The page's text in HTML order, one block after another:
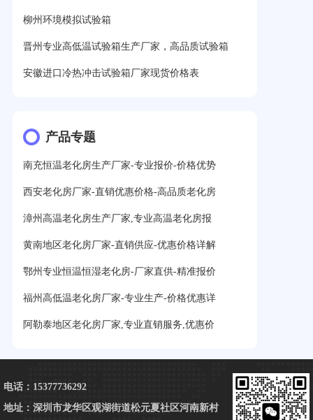
柳州环境模拟试验箱
晋州专业高低温试验箱生产厂家，高品质试验箱
安徽进口冷热冲击试验箱厂家现货价格表
产品专题
南充恒温老化房生产厂家-专业报价-价格优势
西安老化房厂家-直销优惠价格-高品质老化房
漳州高温老化房生产厂家,专业高温老化房报
黄南地区老化房厂家-直销供应-优惠价格详解
鄂州专业恒温恒湿老化房-厂家直供-精准报价
福州高低温老化房厂家-专业生产-价格优惠详
阿勒泰地区老化房厂家,专业直销服务,优惠价
电话：15377736292
地址：深圳市龙华区观湖街道松元夏社区河南新村